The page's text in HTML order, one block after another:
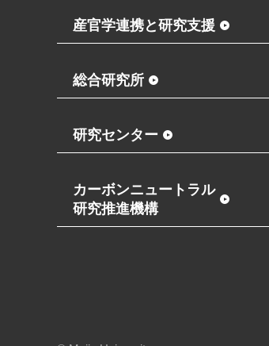
産官学連携と研究支援
総合研究所
研究センター
カーボンニュートラル
研究推進機構